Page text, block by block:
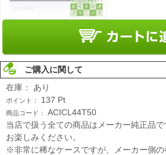
ご購入に関して
在庫： あり
ポイント： 137 Pt
商品コード：
ACICL44T50
当店で扱う全ての商品はメーカー純正品
お楽しみください。
※非常に稀なケースですが、メーカー側